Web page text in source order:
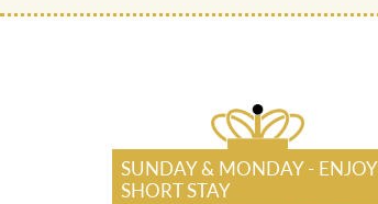
SUNDAY & MONDAY - ENJOY
SHORT STAY